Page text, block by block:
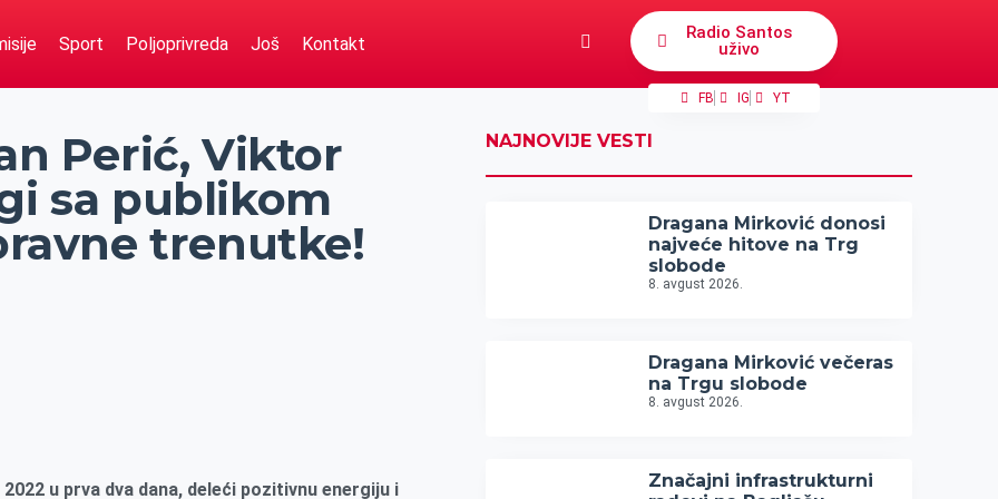
Sport Poljoprivreda Još Kontakt
Radio Santos
uživo
FB IG YT
Perić, Viktor
sa publikom
trenutke!
u prva dva dana, deleći pozitivnu energiju i
NAJNOVIJE VESTI
Dragana Mirković donosi
najveće hitove na Trg
slobode
8. avgust 2026.
Dragana Mirković večeras
na Trgu slobode
8. avgust 2026.
Značajni infrastrukturni